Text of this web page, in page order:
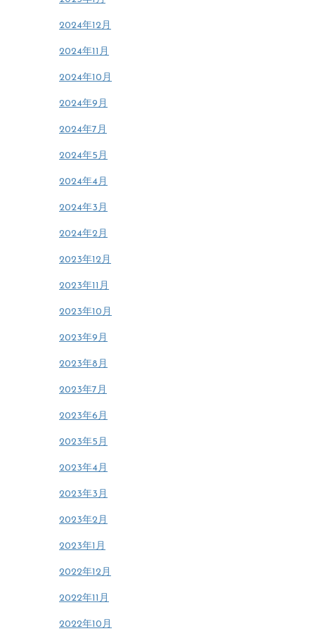
2024年12月
2024年11月
2024年10月
2024年9月
2024年7月
2024年5月
2024年4月
2024年3月
2024年2月
2023年12月
2023年11月
2023年10月
2023年9月
2023年8月
2023年7月
2023年6月
2023年5月
2023年4月
2023年3月
2023年2月
2023年1月
2022年12月
2022年11月
2022年10月